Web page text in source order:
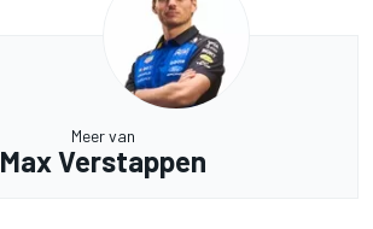
Meer van
Max Verstappen